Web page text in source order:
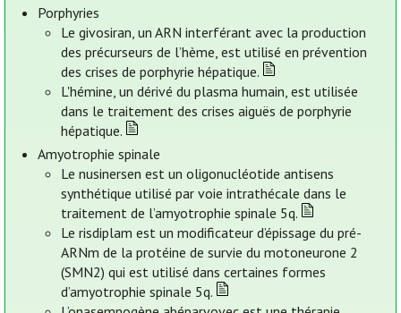
Porphyries
Le givosiran, un ARN interférant avec la production
des précurseurs de l’hème, est utilisé en prévention
des crises de porphyrie hépatique.
L'hémine, un dérivé du plasma humain, est utilisée
dans le traitement des crises aiguës de porphyrie
hépatique.
Amyotrophie spinale
Le nusinersen est un oligonucléotide antisens
synthétique utilisé par voie intrathécale dans le
traitement de l’amyotrophie spinale 5q.
Le risdiplam est un modificateur d’épissage du pré-
ARNm de la protéine de survie du motoneurone 2
(SMN2) qui est utilisé dans certaines formes
d’amyotrophie spinale 5q.